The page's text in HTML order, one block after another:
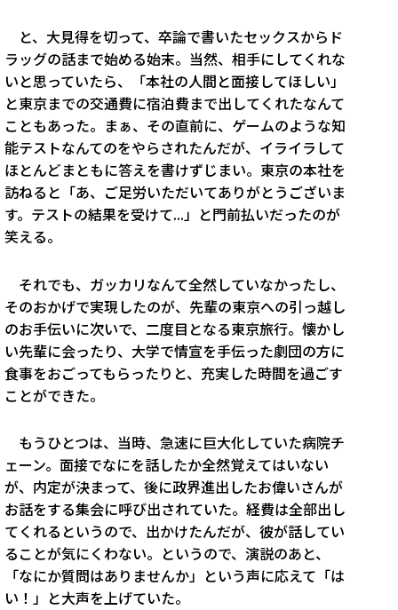
と、大見得を切って、卒論で書いたセックスからド
ラッグの話まで始める始末。当然、相手にしてくれな
いと思っていたら、「本社の人間と面接してほしい」
と東京までの交通費に宿泊費まで出してくれたなんて
こともあった。まぁ、その直前に、ゲームのような知
能テストなんてのをやらされたんだが、イライラして
ほとんどまともに答えを書けずじまい。東京の本社を
訪ねると「あ、ご足労いただいてありがとうございま
す。テストの結果を受けて...」と門前払いだったのが
笑える。
それでも、ガッカリなんて全然していなかったし、
そのおかげで実現したのが、先輩の東京への引っ越し
のお手伝いに次いで、二度目となる東京旅行。懐かし
い先輩に会ったり、大学で情宣を手伝った劇団の方に
食事をおごってもらったりと、充実した時間を過ごす
ことができた。
もうひとつは、当時、急速に巨大化していた病院チ
ェーン。面接でなにを話したか全然覚えてはいない
が、内定が決まって、後に政界進出したお偉いさんが
お話をする集会に呼び出されていた。経費は全部出し
てくれるというので、出かけたんだが、彼が話してい
ることが気にくわない。というので、演説のあと、
「なにか質問はありませんか」という声に応えて「は
い！」と大声を上げていた。